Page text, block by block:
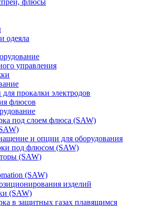
флюсы
одеяла
управления
прокалки электродов
флюсов
под слоем флюса (SAW)
и опции для оборудования
под флюсом (SAW)
(SAW)
(SAW)
изделий
(SAW)
в защитных газах плавящимся